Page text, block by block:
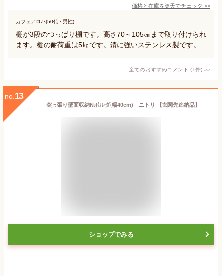
価格と在庫を楽天でチェック >>
カフェアロハ(50代・男性)
棚が3段のつっぱり棚です。高さ70～105㎝まで取り付けられ
ます。棚の耐荷重は5㎏です。錆に強いステンレス製です。
全てのおすすめコメント (1件) >
no. 13
突っ張り壁面収納Nポルダ(幅40cm) ニトリ 【玄関先迄納品】
ショップでみる